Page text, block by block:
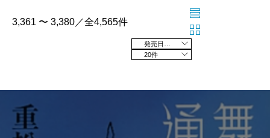
3,361 〜 3,380／全4,565件
20件